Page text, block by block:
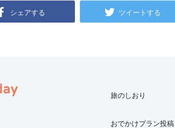
シェアする ツイートする
旅のしおり
おでかけプラン投